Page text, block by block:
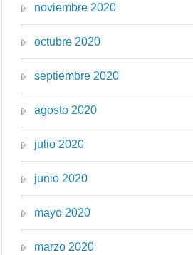
noviembre 2020
octubre 2020
septiembre 2020
agosto 2020
julio 2020
junio 2020
mayo 2020
marzo 2020